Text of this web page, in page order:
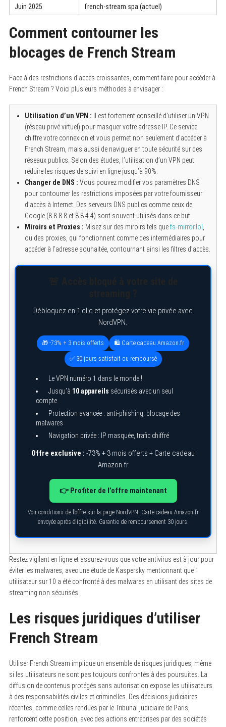
Juin 2025 french-stream.spa (actuel)
Comment contourner les
blocages de French Stream
Face à des restrictions d’accès croissantes, comment faire pour accéder à
French Stream ? Voici plusieurs méthodes à envisager :
Utilisation d’un VPN : Il est fortement conseillé d’utiliser un VPN
(réseau privé virtuel) pour masquer votre adresse IP. Ce service
chiffre votre connexion et vous permet non seulement d’accéder à
French Stream, mais aussi de naviguer en toute sécurité sur des
réseaux publics. Selon des études, l’utilisation d’un VPN peut
réduire les risques de suivi en ligne jusqu’à 90%.
Changer de DNS : Vous pouvez modifier vos paramètres DNS
pour contourner les restrictions imposées par votre fournisseur
d’accès à Internet. Des serveurs DNS publics comme ceux de
Google (8.8.8.8 et 8.8.4.4) sont souvent utilisés dans ce but.
Miroirs et Proxies : Misez sur des miroirs tels quefs-mirror.lol
ou des proxies, qui fonctionnent comme des intermédiaires pour
accéder à l’adresse souhaitée, contournant ainsi les filtres d’accès.
Débloquez en 1 clic et protégez votre vie privée avec
NordVPN.
🎁 -73% + 3 mois offerts 🛍️ Carte cadeau Amazon.fr
✅ 30 jours satisfait ou remboursé
Le VPN numéro 1 dans le monde !
Jusqu’à 10 appareils sécurisés avec un seul
compte
Protection avancée : anti-phishing, blocage des
malwares
Navigation privée : IP masquée, trafic chiffré
Offre exclusive : -73% + 3 mois offerts + Carte cadeau
Amazon.fr
👉 Profiter de l’offre maintenant
Voir conditions de l’offre sur la page NordVPN. Carte cadeau Amazon.fr
envoyée après éligibilité. Garantie de remboursement 30 jours.
Restez vigilant en ligne et assurez-vous que votre antivirus est à jour pour
éviter les malwares, avec une étude de Kaspersky mentionnant que 1
utilisateur sur 10 a été confronté à des malwares en utilisant des sites de
streaming non sécurisés.
Les risques juridiques d’utiliser
French Stream
Utiliser French Stream implique un ensemble de risques juridiques, même
si les utilisateurs ne sont pas toujours confrontés à des poursuites. La
diffusion de contenus protégés sans autorisation expose les utilisateurs
à des responsabilités civiles et criminelles. Des décisions judiciaires
récentes, comme celles rendues par le Tribunal judiciaire de Paris,
renforcent cette position, avec des actions entreprises par des sociétés